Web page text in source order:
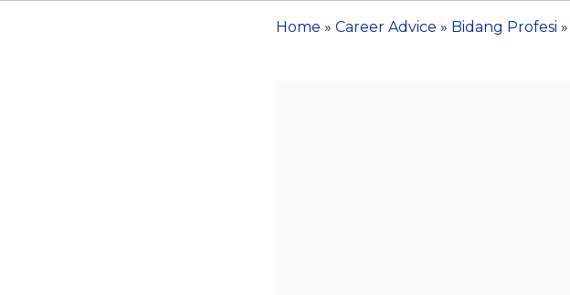
Home » Career Advice » Bidang Profesi »